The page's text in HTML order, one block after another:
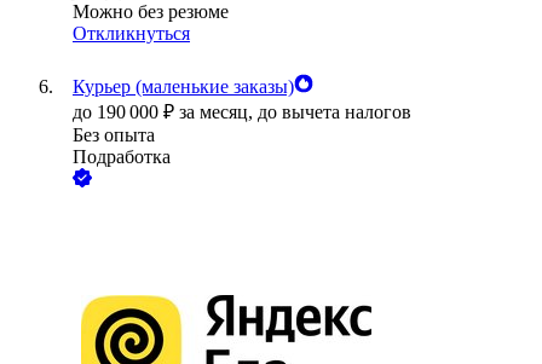
Можно без резюме
Откликнуться
Курьер (маленькие заказы)
до 190 000 ₽ за месяц, до вычета налогов
Без опыта
Подработка